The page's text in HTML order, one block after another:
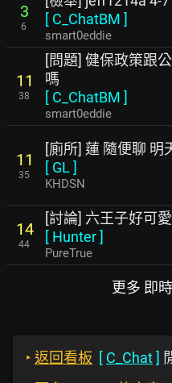
3
6
[ C_ChatBM ]
smart0eddie
11
38
[問題] 健保政策跟
嗎
[ C_ChatBM ]
smart0eddie
11
35
[廁所] 蓮 隨便聊 明
[ GL ]
KHDSN
14
44
[討論] 六王子好可愛
[ Hunter]
PureTrue
更多 即
‣ 返回看板 [ C_Chat]